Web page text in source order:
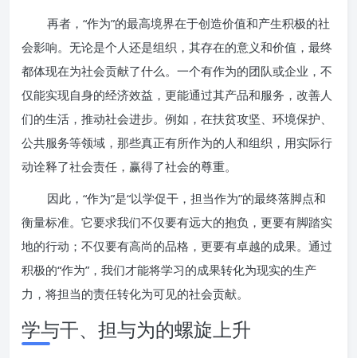
再者，“作为”的最高境界在于创造价值和产生积极的社
会影响。无论是个人还是组织，其存在的意义和价值，最终
都体现在为社会贡献了什么。一个有作为的团队或企业，不
仅能实现自身的经济效益，更能通过其产品和服务，改善人
们的生活，推动社会进步。例如，在扶贫攻坚、环境保护、
公共服务等领域，那些真正有所作为的人和组织，用实际行
动诠释了社会责任，赢得了社会的尊重。
因此，“作为”是“以学促干，担当作为”的最终落脚点和
衡量标准。它要求我们不仅要有远大的抱负，更要有脚踏实
地的行动；不仅要有高尚的品格，更要有卓越的成果。通过
积极的“作为”，我们才能将学习的成果转化为现实的生产
力，将担当的责任转化为可见的社会贡献。
学与干、担与为的螺旋上升